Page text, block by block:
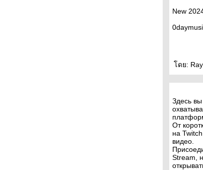
New
ดย:
Здесь
От
на
видео.
Stream,